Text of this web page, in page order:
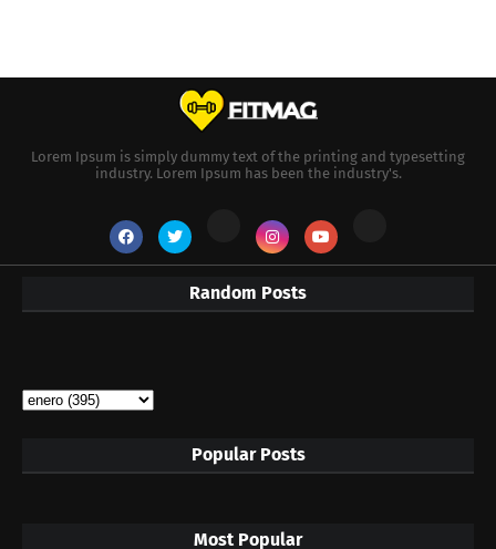
Lorem Ipsum is simply dummy text of the printing and typesetting
industry. Lorem Ipsum has been the industry's.
Random Posts
Popular Posts
Most Popular